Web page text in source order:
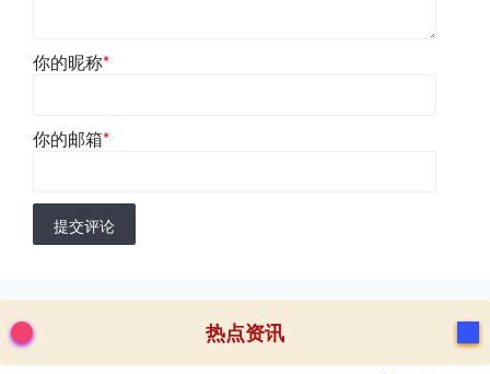
你的昵称*
你的邮箱*
提交评论
热点资讯